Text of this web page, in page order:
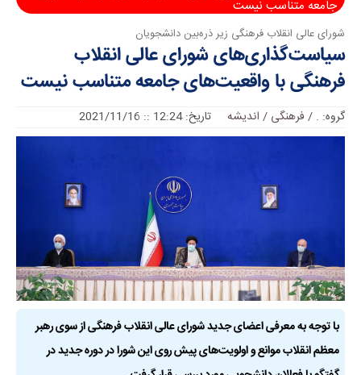
شورای عالی انقلاب فرهنگی زیر ذره‌بین دانشجویان
سیاست‌گذاری‌های شورای عالی انقلاب
فرهنگی با واقعیت‌های جامعه متناسب نیست
گروه:.
/فرهنگی / اندیشه تاریخ: 12:24 :: 2021/11/16
با توجه به معرفی اعضای جدید شورای عالی انقلاب فرهنگی از سوی رهبر
معظم انقلاب موانع و اولویت‌های پیش روی این شورا در دوره جدید در
گفتگو با فعالان دانشجویی مورد بررسی قرار گرفت.